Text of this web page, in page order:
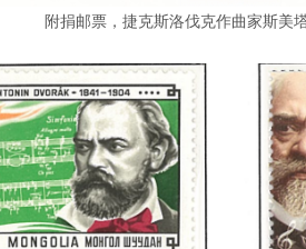
附捐邮票，捷克斯洛伐克作曲家斯美